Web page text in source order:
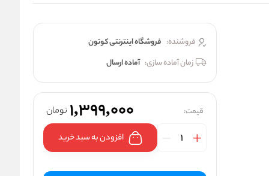
فروشنده: فروشگاه اینترنتی کوتون
زمان آماده سازی: آماده ارسال
قیمت: 1,399,000 تومان
افزودن به سبد خرید